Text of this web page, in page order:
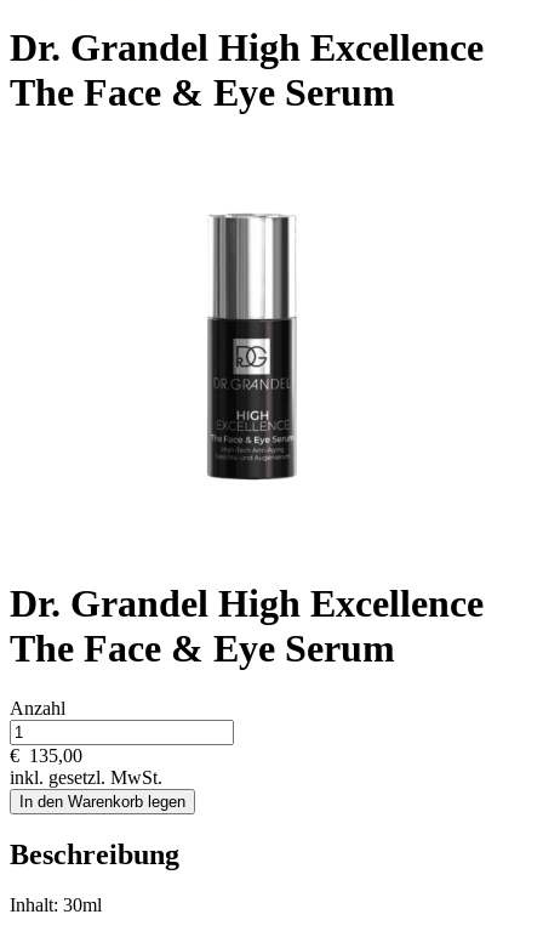
Dr. Grandel High Excellence
The Face & Eye Serum
Dr. Grandel High Excellence
The Face & Eye Serum
Anzahl
€ 135,00
inkl. gesetzl. MwSt.
In den Warenkorb legen
Beschreibung
Inhalt: 30ml